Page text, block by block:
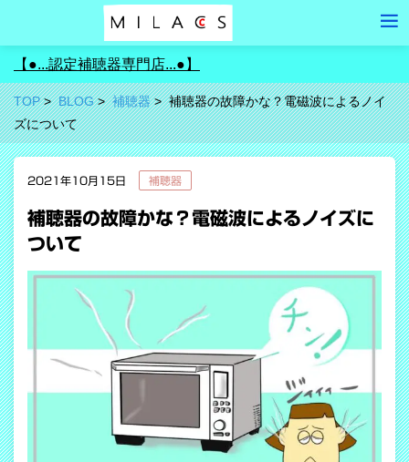
【●...認定補聴器専門店...●】
TOP BLOG 補聴器
補聴器の故障かな？電磁波によるノイ
ズについて
2021年10月15日 補聴器
補聴器の故障かな？電磁波によるノイズに
ついて